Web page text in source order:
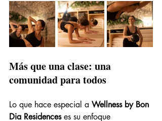
Más que una clase: una
comunidad para todos
Lo que hace especial a Wellness by Bon
Dia Residences es su enfoque